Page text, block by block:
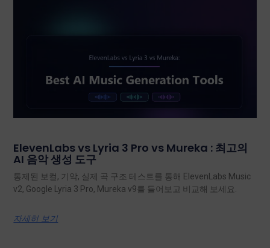
ElevenLabs vs Lyria 3 Pro vs Mureka : 최고의
AI 음악 생성 도구
통제된 보컬, 기악, 실제 곡 구조 테스트를 통해 ElevenLabs Music
v2, Google Lyria 3 Pro, Mureka v9를 들어보고 비교해 보세요.
자세히 보기